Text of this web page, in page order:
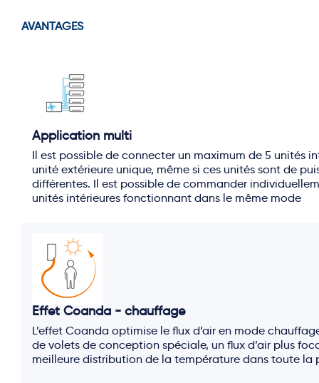
AVANTAGES
Application multi
Il est possible de connecter un maximum de 5 unités
unité extérieure unique, même si ces unités sont de
différentes. Il est possible de commander
unités intérieures fonctionnant dans le même mode
Effet Coanda - chauffage
L’effet Coanda optimise le flux d’air en mode
de volets de conception spéciale, un flux d’air plus
meilleure distribution de la température dans toute la